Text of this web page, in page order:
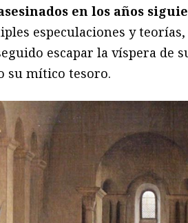
en los años
especulaciones y
escapar la víspera de
su mítico tesoro.